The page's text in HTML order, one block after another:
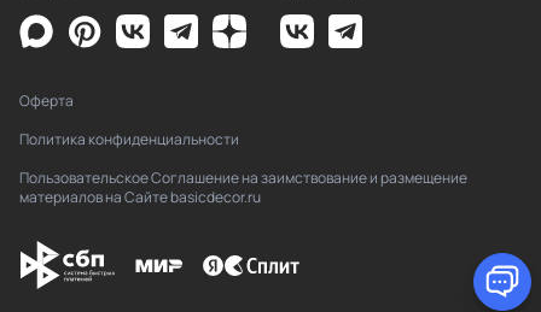
Оферта
Политика конфиденциальности
Пользовательское Соглашение на заимствование и размещение
материалов на Сайте basicdecor.ru